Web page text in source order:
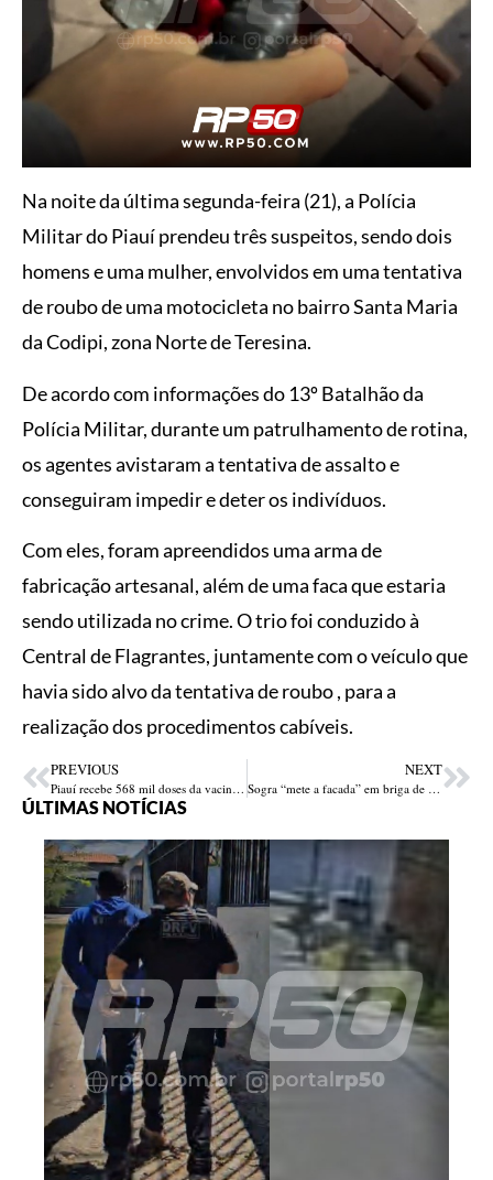
Na noite da última segunda-feira (21), a Polícia
Militar do Piauí prendeu três suspeitos, sendo dois
homens e uma mulher, envolvidos em uma tentativa
de roubo de uma motocicleta no bairro Santa Maria
da Codipi, zona Norte de Teresina.
De acordo com informações do 13º Batalhão da
Polícia Militar, durante um patrulhamento de rotina,
os agentes avistaram a tentativa de assalto e
conseguiram impedir e deter os indivíduos.
Com eles, foram apreendidos uma arma de
fabricação artesanal, além de uma faca que estaria
sendo utilizada no crime. O trio foi conduzido à
Central de Flagrantes, juntamente com o veículo que
havia sido alvo da tentativa de roubo , para a
realização dos procedimentos cabíveis.
PREVIOUS
Piauí recebe 568 mil doses da vacina contra a gripe; Dia D da campanha será em 17 de maio
NEXT
Sogra “mete a facada” em briga de marido e mulher e esfaqueia nora, em Altos
ÚLTIMAS NOTÍCIAS